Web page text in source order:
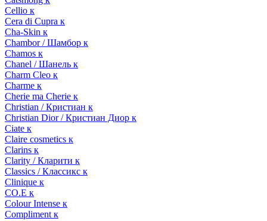
Cellio к
Cera di Cupra к
Cha-Skin к
Chambor / Шамбор к
Chamos к
Chanel / Шанель к
Charm Cleo к
Charme к
Cherie ma Cherie к
Christian / Кристиан к
Christian Dior / Кристиан Диор к
Ciate к
Claire cosmetics к
Clarins к
Clarity / Кларити к
Classics / Классикс к
Clinique к
CO.E к
Colour Intense к
Compliment к